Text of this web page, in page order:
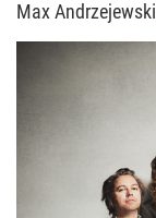
Max Andrzejewski, Uli